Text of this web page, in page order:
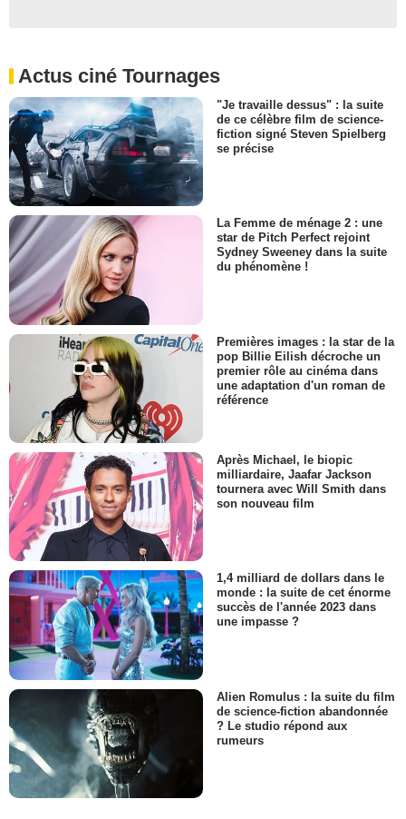
Actus ciné Tournages
"Je travaille dessus" : la suite
de ce célèbre film de science-
fiction signé Steven Spielberg
se précise
La Femme de ménage 2 : une
star de Pitch Perfect rejoint
Sydney Sweeney dans la suite
du phénomène !
Premières images : la star de la
pop Billie Eilish décroche un
premier rôle au cinéma dans
une adaptation d'un roman de
référence
Après Michael, le biopic
milliardaire, Jaafar Jackson
tournera avec Will Smith dans
son nouveau film
1,4 milliard de dollars dans le
monde : la suite de cet énorme
succès de l'année 2023 dans
une impasse ?
Alien Romulus : la suite du film
de science-fiction abandonnée
? Le studio répond aux
rumeurs